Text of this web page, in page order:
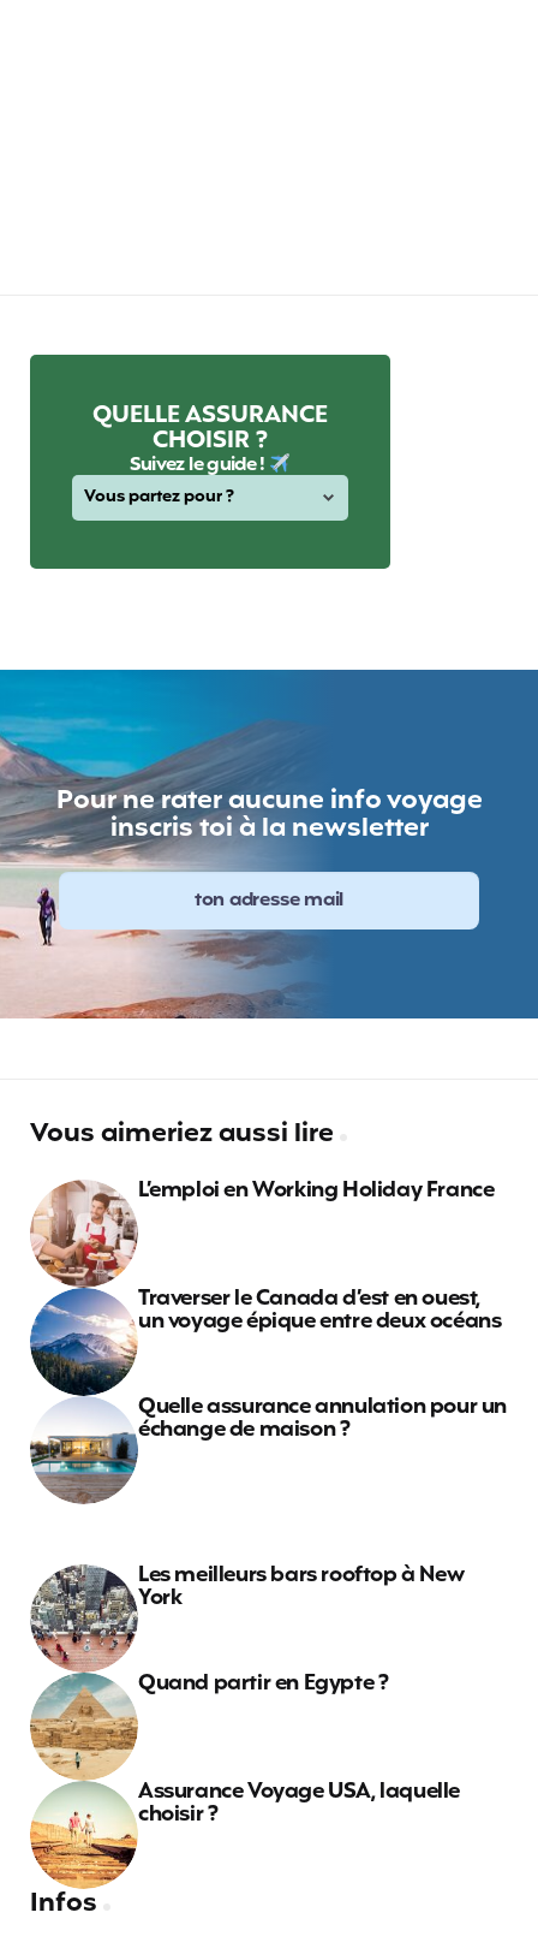
QUELLE ASSURANCE
CHOISIR ?
Suivez le guide !
Pour ne rater aucune info voyage
inscris toi à la newsletter
Vous aimeriez aussi lire
L’emploi en Working Holiday France
Traverser le Canada d’est en ouest,
un voyage épique entre deux océans
Quelle assurance annulation pour un
échange de maison ?
Les meilleurs bars rooftop à New
York
Quand partir en Egypte ?
Assurance Voyage USA, laquelle
choisir ?
Infos